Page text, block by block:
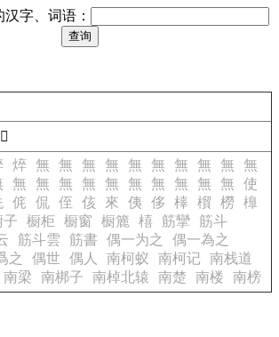
字、词语：
𤐷
焠 無 無 無 無 無 無 無 無 無
無
無 無 無 無 無 無 無 無 無 無
使
侂 侃 侄 侅 來 侇 侈 橭 橮 橯
橰
子 橱柜 橱窗 橱簏 橲 筋攣 筋斗
筋斗雲 筋書 偶一为之
偶一為之
之
偶世 偶人 南柯蚁 南柯记
南栈道
南梁 南梆子 南棹北辕 南楚 南楼 南榜